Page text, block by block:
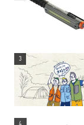
3
4